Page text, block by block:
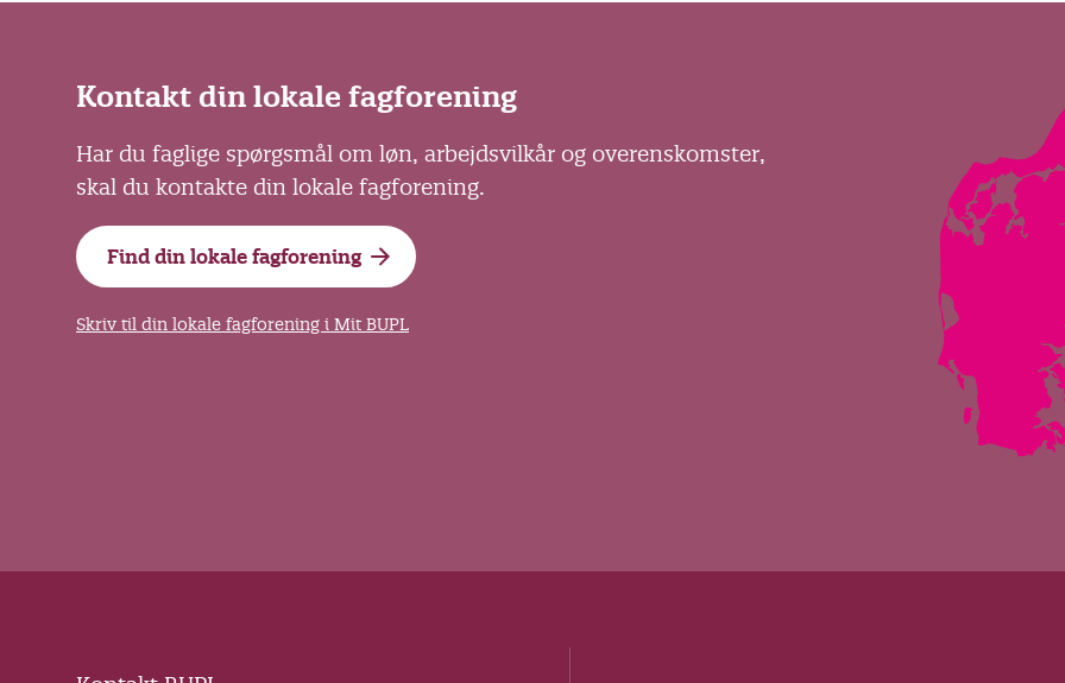
Kontakt din lokale fagforening
Har du faglige spørgsmål om løn, arbejdsvilkår og overenskomster,
skal du kontakte din lokale fagforening.
Find din lokale fagforening
Skriv til din lokale fagforening i Mit BUPL